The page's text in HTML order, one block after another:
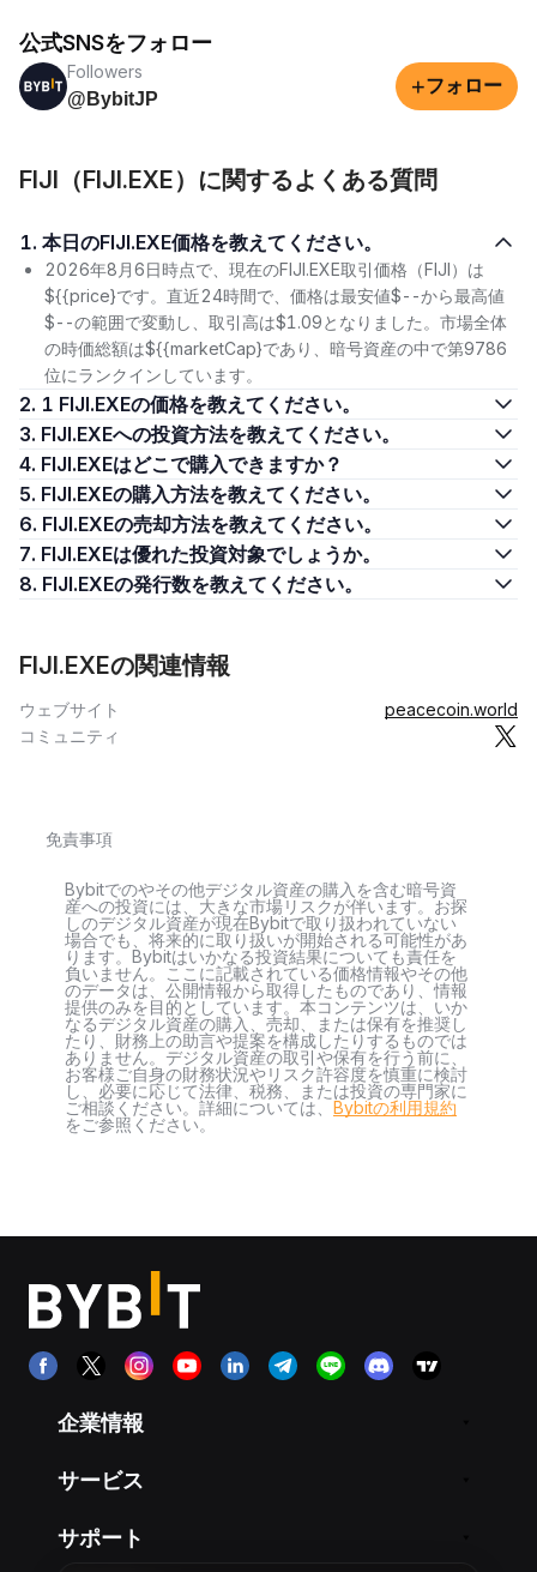
公式SNSをフォロー
Followers
@BybitJP
+フォロー
FIJI（FIJI.EXE）に関するよくある質問
1. 本日のFIJI.EXE価格を教えてください。
2026年8月6日時点で、現在のFIJI.EXE取引価格（FIJI）は
${{price}です。直近24時間で、価格は最安値$--から最高値
$--の範囲で変動し、取引高は$1.09となりました。市場全体
の時価総額は${{marketCap}であり、暗号資産の中で第9786
位にランクインしています。
2. 1 FIJI.EXEの価格を教えてください。
3. FIJI.EXEへの投資方法を教えてください。
4. FIJI.EXEはどこで購入できますか？
5. FIJI.EXEの購入方法を教えてください。
6. FIJI.EXEの売却方法を教えてください。
7. FIJI.EXEは優れた投資対象でしょうか。
8. FIJI.EXEの発行数を教えてください。
FIJI.EXEの関連情報
ウェブサイト
peacecoin.world
コミュニティ
免責事項
Bybitでのやその他デジタル資産の購入を含む暗号資
産への投資には、大きな市場リスクが伴います。お探
しのデジタル資産が現在Bybitで取り扱われていない
場合でも、将来的に取り扱いが開始される可能性があ
ります。Bybitはいかなる投資結果についても責任を
負いません。ここに記載されている価格情報やその他
のデータは、公開情報から取得したものであり、情報
提供のみを目的としています。本コンテンツは、いか
なるデジタル資産の購入、売却、または保有を推奨し
たり、財務上の助言や提案を構成したりするものでは
ありません。デジタル資産の取引や保有を行う前に、
お客様ご自身の財務状況やリスク許容度を慎重に検討
し、必要に応じて法律、税務、または投資の専門家に
ご相談ください。詳細については、 Bybitの利用規約
をご参照ください。
企業情報
サービス
サポート